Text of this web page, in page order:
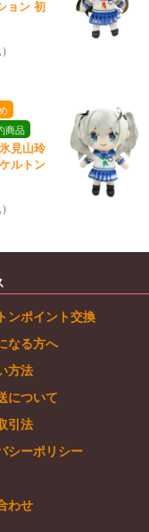
ョン 初
商品
見山玲
ルトン
ンポイント交換
なる方へ
方法
について
引法
シーポリシー
わせ